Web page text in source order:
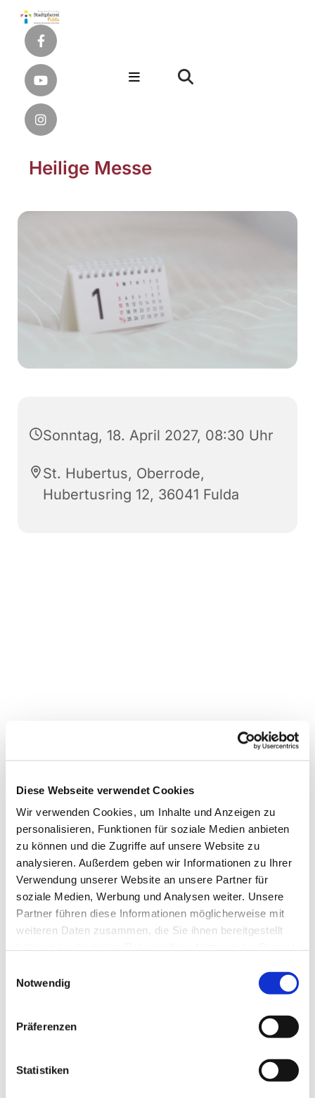
Diese Webseite verwendet Cookies
Wir verwenden Cookies, um Inhalte und Anzeigen zu
personalisieren, Funktionen für soziale Medien anbieten
zu können und die Zugriffe auf unsere Website zu
analysieren. Außerdem geben wir Informationen zu Ihrer
Verwendung unserer Website an unsere Partner für
soziale Medien, Werbung und Analysen weiter. Unsere
Partner führen diese Informationen möglicherweise mit
weiteren Daten zusammen, die Sie ihnen bereitgestellt
Notwendig
Präferenzen
Statistiken
Heilige Messe
Sonntag, 18. April 2027, 08:30 Uhr
St. Hubertus, Oberrode,
Hubertusring 12, 36041 Fulda
Dies könnte Sie auch
interessieren